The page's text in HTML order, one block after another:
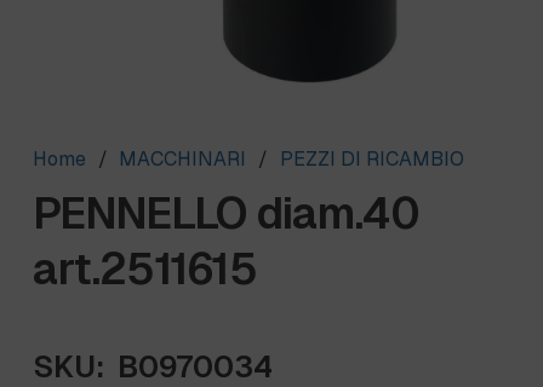
Home / MACCHINARI / PEZZI DI RICAMBIO
PENNELLO diam.40
art.2511615
SKU: B0970034